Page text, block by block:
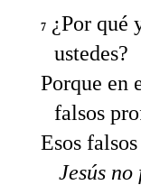
7 ¿Por qué
ustedes?
Porque en
falsos
Esos
Jesús